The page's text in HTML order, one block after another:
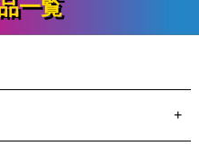
一覧
+